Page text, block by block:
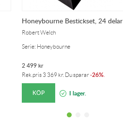
Honeybourne Bestickset, 24 delar
Robert Welch
Serie: Honeybourne
2 499kr
Rek.pris 3 369 kr. Du sparar-26%
KÖP I lager.